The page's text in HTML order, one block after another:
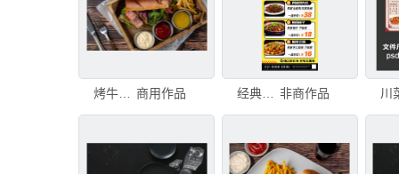
烤牛排三明治配薯条，放在白色瓷盘上 商用作品 经典川菜新升级优惠菜单 非商作品